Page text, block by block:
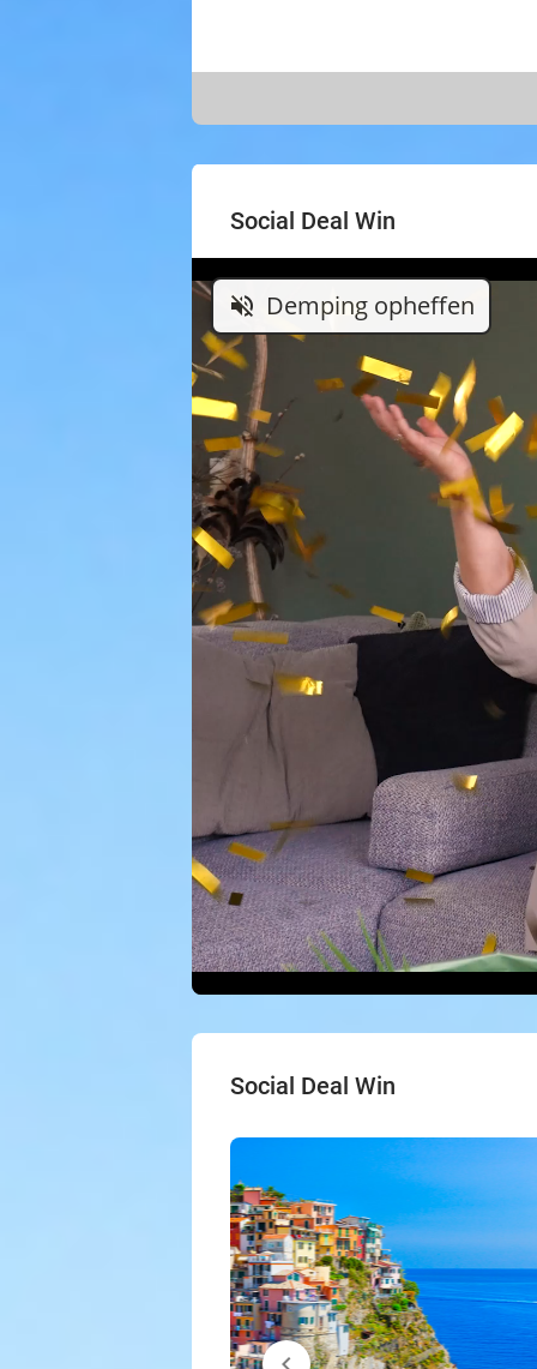
Social Deal Win
volume_off Demping opheffen
Social Deal Win